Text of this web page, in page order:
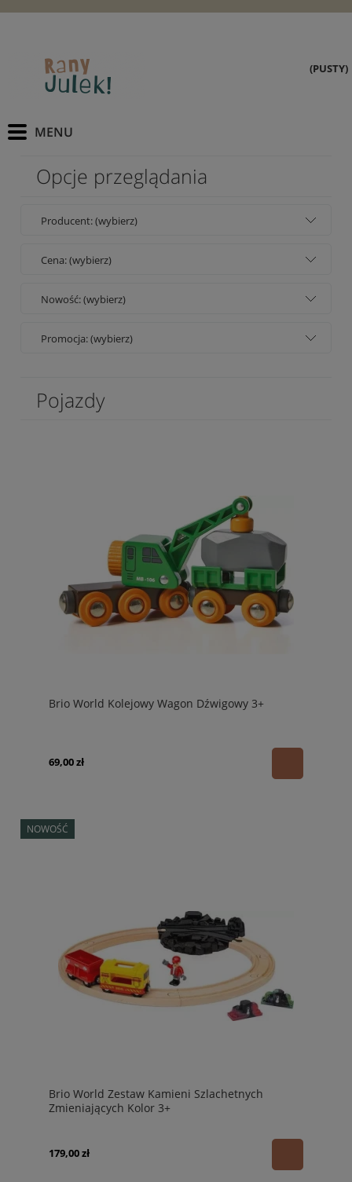
(PUSTY)
Opcje przeglądania
Producent: (wybierz)
Cena: (wybierz)
Nowość: (wybierz)
Promocja: (wybierz)
Pojazdy
Brio World Kolejowy Wagon Dźwigowy 3+
69,00 zł
Brio World Zestaw Kamieni Szlachetnych
Zmieniających Kolor 3+
179,00 zł
NOWOŚĆ